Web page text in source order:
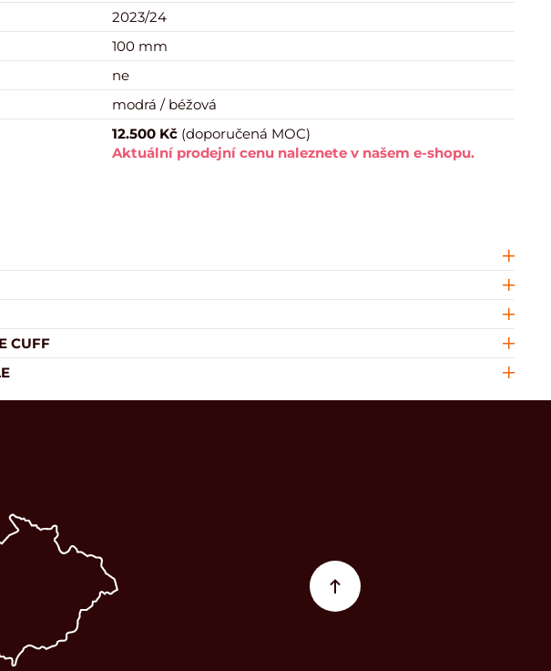
2023/24
100 mm
ne
modrá / béžová
12.500 Kč(doporučená MOC)
Aktuální prodejní cenu naleznete v našem e-shopu.
CUFF